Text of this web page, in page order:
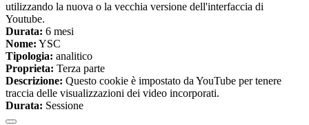
utilizzando la nuova o la vecchia versione dell'interfaccia di
Youtube.
Durata: 6 mesi
Nome: YSC
Tipologia: analitico
Proprieta: Terza parte
Descrizione: Questo cookie è impostato da YouTube per tenere
traccia delle visualizzazioni dei video incorporati.
Durata: Sessione